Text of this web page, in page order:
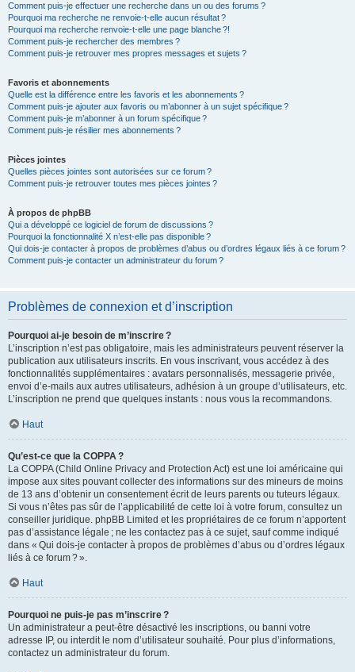
Comment puis-je effectuer une recherche dans un ou des forums ?
Pourquoi ma recherche ne renvoie-t-elle aucun résultat ?
Pourquoi ma recherche renvoie-t-elle une page blanche ?!
Comment puis-je rechercher des membres ?
Comment puis-je retrouver mes propres messages et sujets ?
Favoris et abonnements
Quelle est la différence entre les favoris et les abonnements ?
Comment puis-je ajouter aux favoris ou m’abonner à un sujet spécifique ?
Comment puis-je m’abonner à un forum spécifique ?
Comment puis-je résilier mes abonnements ?
Pièces jointes
Quelles pièces jointes sont autorisées sur ce forum ?
Comment puis-je retrouver toutes mes pièces jointes ?
À propos de phpBB
Qui a développé ce logiciel de forum de discussions ?
Pourquoi la fonctionnalité X n’est-elle pas disponible ?
Qui dois-je contacter à propos de problèmes d’abus ou d’ordres légaux liés à ce forum ?
Comment puis-je contacter un administrateur du forum ?
Problèmes de connexion et d’inscription
Pourquoi ai-je besoin de m’inscrire ?
L’inscription n’est pas obligatoire, mais les administrateurs peuvent réserver la
publication aux utilisateurs inscrits. En vous inscrivant, vous accédez à des
fonctionnalités supplémentaires : avatars personnalisés, messagerie privée,
envoi d’e-mails aux autres utilisateurs, adhésion à un groupe d’utilisateurs, etc.
L’inscription ne prend que quelques instants : nous vous la recommandons.
Haut
Qu’est-ce que la COPPA ?
La COPPA (Child Online Privacy and Protection Act) est une loi américaine qui
impose aux sites pouvant collecter des informations sur des mineurs de moins
de 13 ans d’obtenir un consentement écrit de leurs parents ou tuteurs légaux.
Si vous n’êtes pas sûr de l’applicabilité de cette loi à votre forum, consultez un
conseiller juridique. phpBB Limited et les propriétaires de ce forum n’apportent
pas d’assistance légale ; ne les contactez pas à ce sujet, sauf comme indiqué
dans « Qui dois-je contacter à propos de problèmes d’abus ou d’ordres légaux
liés à ce forum ? ».
Haut
Pourquoi ne puis-je pas m’inscrire ?
Un administrateur a peut-être désactivé les inscriptions, ou banni votre
adresse IP, ou interdit le nom d’utilisateur souhaité. Pour plus d’informations,
contactez un administrateur du forum.